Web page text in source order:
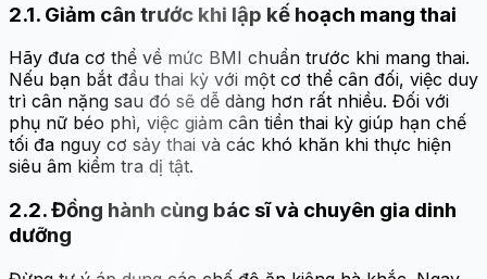
2.1. Giảm cân trước khi lập kế hoạch mang thai
Hãy đưa cơ thể về mức BMI chuẩn trước khi mang thai.
Nếu bạn bắt đầu thai kỳ với một cơ thể cân đối, việc duy
trì cân nặng sau đó sẽ dễ dàng hơn rất nhiều. Đối với
phụ nữ béo phì, việc giảm cân tiền thai kỳ giúp hạn chế
tối đa nguy cơ sảy thai và các khó khăn khi thực hiện
siêu âm kiểm tra dị tật.
2.2. Đồng hành cùng bác sĩ và chuyên gia dinh
dưỡng